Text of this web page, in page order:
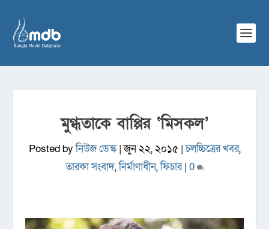
মুগ্ধতাকে বাপ্পির ‘মিসকল’
Posted byনিউজ ডেস্ক|জুন ২২, ২০১৫|চলচ্চিত্রের খবর,
তারকা সংবাদ,নির্মাণাধীন,ফিচার| 0